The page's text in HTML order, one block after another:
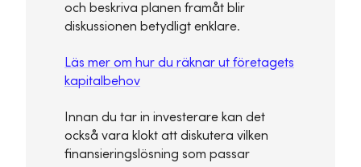
och beskriva planen framåt blir
diskussionen betydligt enklare.
Läs mer om hur du räknar ut företagets
kapitalbehov
Innan du tar in investerare kan det
också vara klokt att diskutera vilken
finansieringslösning som passar